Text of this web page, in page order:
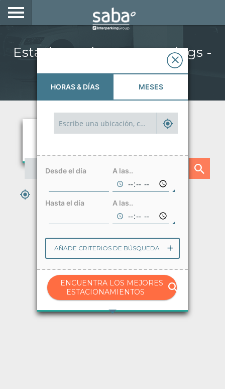
PRODUCTOS Y ABONOS
MOVILIDAD ELÉCTRICA
ACCEDE CON TU TAG EN SABA
Avisos
Ayuda
Idioma
Estacionamientos en Meiggs -
ESTACIONA AQUÍ Y AHORA
HORAS & DÍAS MESES
Desde el día A las..
Hasta el día A las..
AÑADE CRITERIOS DE BÚSQUEDA
ENCUENTRA LOS MEJORES
ESTACIONAMIENTOS